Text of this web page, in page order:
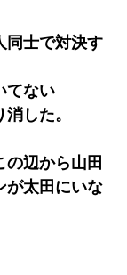
同士で対決す
てない
した。
辺から山田
が太田にいな